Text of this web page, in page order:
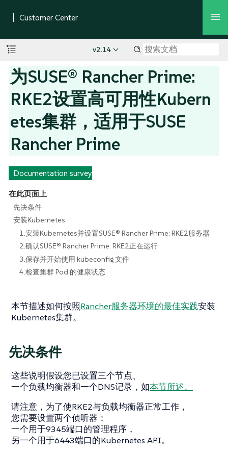
v2.14
为SUSE® Rancher Prime:
RKE2设置高可用性Kubern
etes集群，适用于SUSE
Rancher Prime
Documentation survey
在此页面上
先决条件
安装Kubernetes
1.安装Kubernetes并设置SUSE® Rancher Prime: RKE2服务器
2.确认SUSE® Rancher Prime: RKE2正在运行
3.保存并开始使用 kubeconfig 文件
4.检查集群 Pod 的健康状态
本节描述如何按照Rancher服务器环境的最佳实践安装
Kubernetes集群。
先决条件
这些说明假设您已设置三个节点、
一个负载均衡器和一个DNS记录，如本节所述。
请注意，为了使RKE2与负载均衡器正常工作，
您需要设置两个侦听器：
一个用于9345端口的管理程序，
另一个用于6443端口的Kubernetes API。